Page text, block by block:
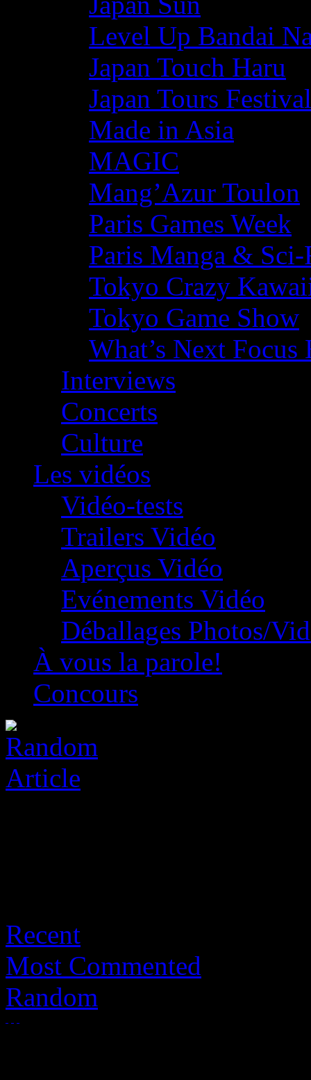
Level Up Bandai
Japan Touch Haru
Japan Tours Festival
Made in Asia
MAGIC
Mang’Azur Toulon
Paris Games Week
Paris Manga &
Tokyo Crazy
Tokyo Game Show
What’s Next
Interviews
Concerts
Culture
Les vidéos
Vidéo-tests
Trailers Vidéo
Aperçus Vidéo
Evénements Vidéo
Déballages Photos/
À vous la parole!
Concours
Recent
Most Commented
Random